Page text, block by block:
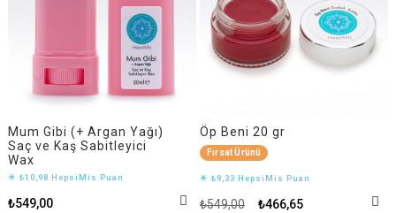
Mum Gibi (+ Argan Yağı)
Saç ve Kaş Sabitleyici
Wax
🌟 ₺10,98 HepsiMis Puan
₺549,00
Öp Beni 20 gr
Fırsat Ürünü
🌟 ₺9,33 HepsiMis Puan
₺466,65
₺549,00